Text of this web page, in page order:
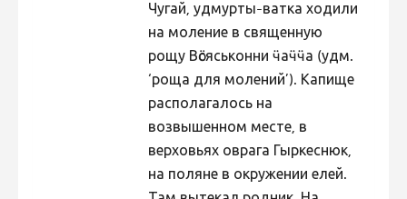
Hiite kuvavõistlus 2014
Hiite kuvavõistlus 2013
Hiite kuvavõistlus 2011
Чугай, удмурты-ватка ходили
на моление в священную
рощу Вӧсяськонни ӵаӵӵа (удм.
‘роща для молений’). Капище
располагалось на
возвышенном месте, в
верховьях оврага Гыркеснюк,
на поляне в окружении елей.